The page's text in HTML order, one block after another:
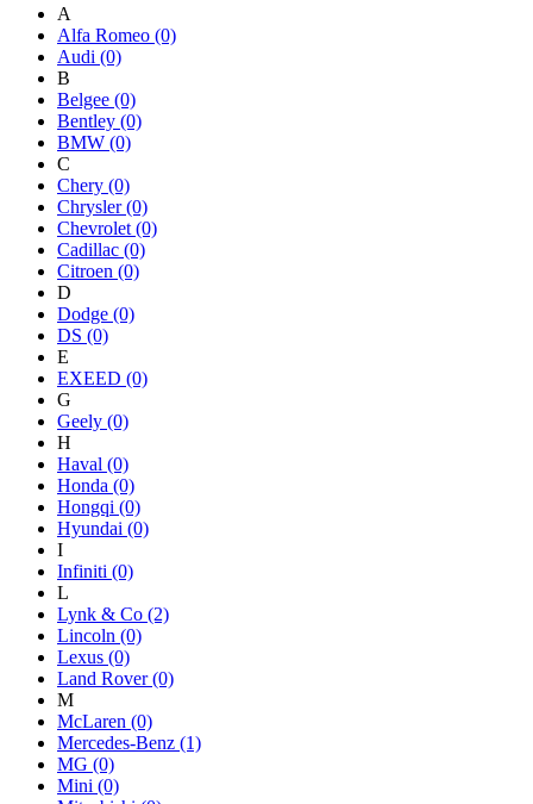
A
Alfa Romeo (0)
Audi (0)
B
Belgee (0)
Bentley (0)
BMW (0)
C
Chery (0)
Chrysler(0)
Chevrolet (0)
Cadillac (0)
Citroen (0)
D
Dodge (0)
DS (0)
E
EXEED (0)
G
Geely (0)
H
Haval (0)
Honda (0)
Hongqi (0)
Hyundai (0)
I
Infiniti (0)
L
Lynk & Co (2)
Lincoln (0)
Lexus (0)
Land Rover(0)
M
McLaren (0)
Mercedes-Benz (1)
MG (0)
Mini (0)